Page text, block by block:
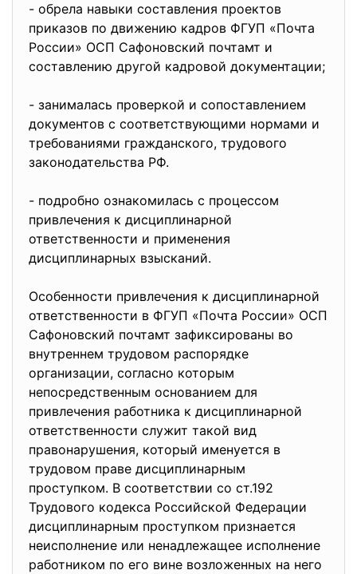
- обрела навыки составления проектов
приказов по движению кадров ФГУП «Почта
России» ОСП Сафоновский почтамт и
составлению другой кадровой документации;
- занималась проверкой и сопоставлением
документов с соответствующими нормами и
требованиями гражданского, трудового
законодательства РФ.
- подробно ознакомилась с процессом
привлечения к дисциплинарной
ответственности и применения
дисциплинарных взысканий.
Особенности привлечения к дисциплинарной
ответственности в ФГУП «Почта России» ОСП
Сафоновский почтамт зафиксированы во
внутреннем трудовом распорядке
организации, согласно которым
непосредственным основанием для
привлечения работника к дисциплинарной
ответственности служит такой вид
правонарушения, который именуется в
трудовом праве дисциплинарным
проступком. В соответствии со ст.192
Трудового кодекса Российской Федерации
дисциплинарным проступком признается
неисполнение или ненадлежащее исполнение
работником по его вине возложенных на него